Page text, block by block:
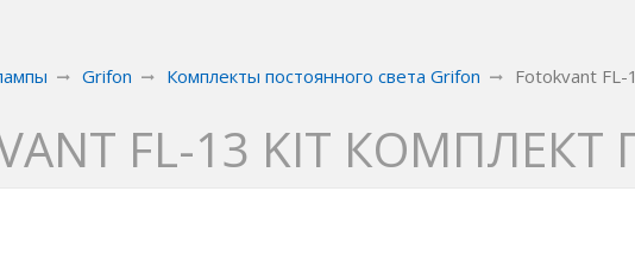
Grifon Комплекты постоянного света Grifon Fotokvant FL-
FL-13 KIT